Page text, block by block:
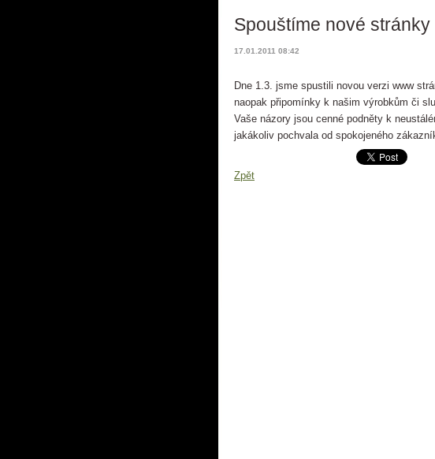
Spouštíme nové stránky
17.01.2011 08:42
Dne 1.3. jsme spustili novou verzi www
naopak připomínky k našim výrobkům či
Vaše názory jsou cenné podněty k
jakákoliv pochvala od spokojeného
Zpět